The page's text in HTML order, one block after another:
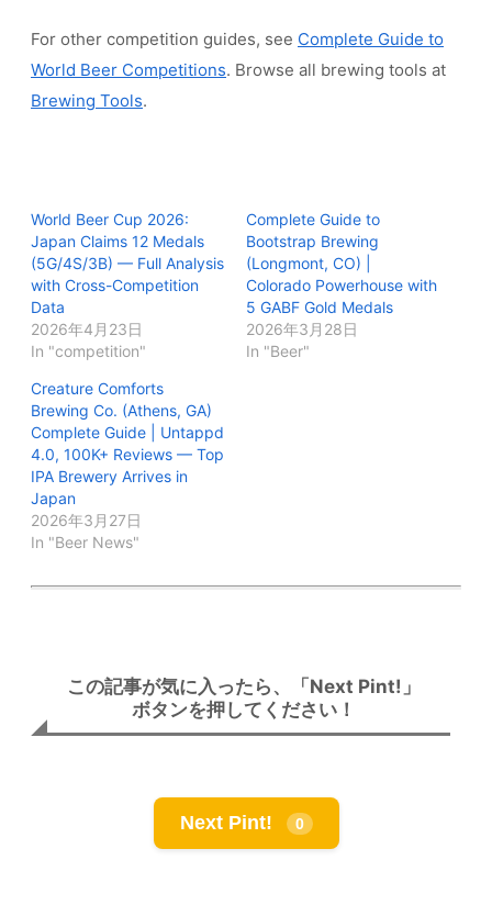
For other competition guides, see Complete Guide to
World Beer Competitions. Browse all brewing tools at
Brewing Tools.
World Beer Cup 2026:
Japan Claims 12 Medals
(5G/4S/3B) — Full Analysis
with Cross-Competition
Data
2026年4月23日
In "competition"
Complete Guide to
Bootstrap Brewing
(Longmont, CO) |
Colorado Powerhouse with
5 GABF Gold Medals
2026年3月28日
In "Beer"
Creature Comforts
Brewing Co. (Athens, GA)
Complete Guide | Untappd
4.0, 100K+ Reviews — Top
IPA Brewery Arrives in
Japan
2026年3月27日
In "Beer News"
この記事が気に入ったら、「Next Pint!」
ボタンを押してください！
Next Pint! 0